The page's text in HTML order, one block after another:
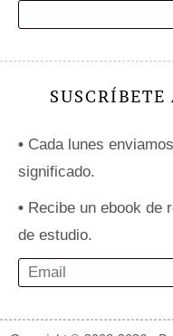
• Cada lunes
significado.
• Recibe un ebook de
de estudio.